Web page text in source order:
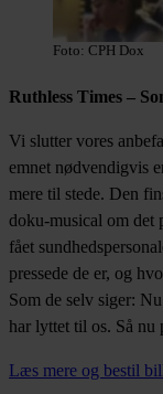
Foto: CPH Dox
Ruthless Times –
Vi slutter vores
emnet nødvendigvis
mere til stede. Den
doku-musical om det
fået
pressede de er, og
Som de selv siger:
har lyttet til os. Så nu
Læs mere og bestil